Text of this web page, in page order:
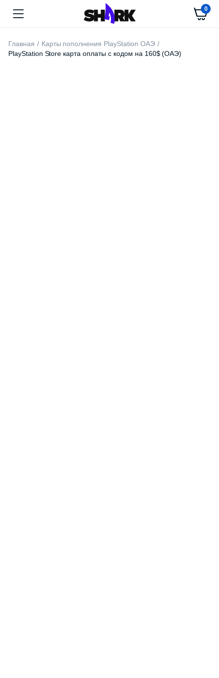
0
Главная
Карты пополнения PlayStation ОАЭ
PlayStation Store карта оплаты с кодом на 160$ (ОАЭ)